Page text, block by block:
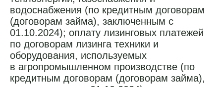
водоснабжения (по кредитным договорам
(договорам займа), заключенным с
01.10.2024); оплату лизинговых платежей
по договорам лизинга техники и
оборудования, используемых
в агропромышленном производстве (по
кредитным договорам (договорам займа),